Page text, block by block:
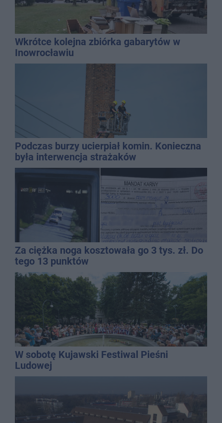
Wkrótce kolejna zbiórka gabarytów w
Inowrocławiu
Podczas burzy ucierpiał komin. Konieczna
była interwencja strażaków
Za ciężka noga kosztowała go 3 tys. zł. Do
tego 13 punktów
W sobotę Kujawski Festiwal Pieśni
Ludowej